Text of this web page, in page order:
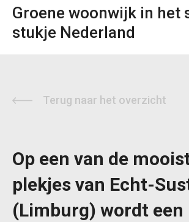
Groene woonwijk in het
stukje Nederland
Terug naar het overzicht
Op een van de
plekjes van Echt-
(Limburg) wordt een